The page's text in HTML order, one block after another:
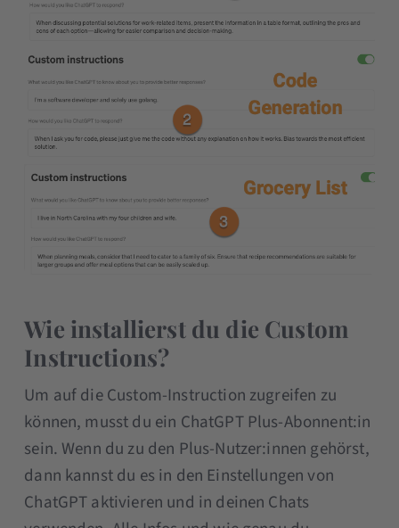
Wie installierst du die Custom
Instructions?
Um auf die Custom-Instruction zugreifen zu
können, musst du ein ChatGPT Plus-Abonnent:in
sein. Wenn du zu den Plus-Nutzer:innen gehörst,
dann kannst du es in den Einstellungen von
ChatGPT aktivieren und in deinen Chats